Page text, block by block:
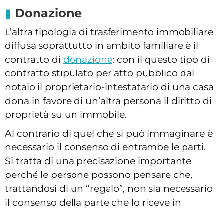
Donazione
L’altra tipologia di trasferimento immobiliare
diffusa soprattutto in ambito familiare è il
contratto di donazione: con il questo tipo di
contratto stipulato per atto pubblico dal
notaio il proprietario-intestatario di una casa
dona in favore di un’altra persona il diritto di
proprietà su un immobile.
Al contrario di quel che si può immaginare è
necessario il consenso di entrambe le parti.
Si tratta di una precisazione importante
perché le persone possono pensare che,
trattandosi di un “regalo”, non sia necessario
il consenso della parte che lo riceve in